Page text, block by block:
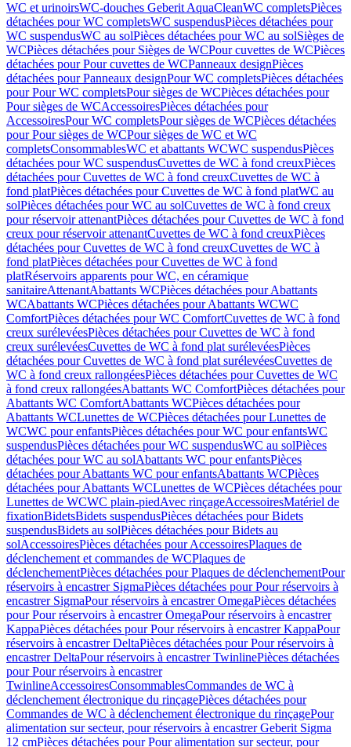
WC et urinoirsWC-douches Geberit AquaCleanWC completsPièces
détachées pour WC completsWC suspendusPièces détachées pour
WC suspendusWC au solPièces détachées pour WC au solSièges de
WCPièces détachées pour Sièges de WCPour cuvettes de WCPièces
détachées pour Pour cuvettes de WCPanneaux designPièces
détachées pour Panneaux designPour WC completsPièces détachées
pour Pour WC completsPour sièges de WCPièces détachées pour
Pour sièges de WCAccessoiresPièces détachées pour
AccessoiresPour WC completsPour sièges de WCPièces détachées
pour Pour sièges de WCPour sièges de WC et WC
completsConsommablesWC et abattants WCWC suspendusPièces
détachées pour WC suspendusCuvettes de WC à fond creuxPièces
détachées pour Cuvettes de WC à fond creuxCuvettes de WC à
fond platPièces détachées pour Cuvettes de WC à fond platWC au
solPièces détachées pour WC au solCuvettes de WC à fond creux
pour réservoir attenantPièces détachées pour Cuvettes de WC à fond
creux pour réservoir attenantCuvettes de WC à fond creuxPièces
détachées pour Cuvettes de WC à fond creuxCuvettes de WC à
fond platPièces détachées pour Cuvettes de WC à fond
platRéservoirs apparents pour WC, en céramique
sanitaireAttenantAbattants WCPièces détachées pour Abattants
WCAbattants WCPièces détachées pour Abattants WCWC
ComfortPièces détachées pour WC ComfortCuvettes de WC à fond
creux surélevéesPièces détachées pour Cuvettes de WC à fond
creux surélevéesCuvettes de WC à fond plat surélevéesPièces
détachées pour Cuvettes de WC à fond plat surélevéesCuvettes de
WC à fond creux rallongéesPièces détachées pour Cuvettes de WC
à fond creux rallongéesAbattants WC ComfortPièces détachées pour
Abattants WC ComfortAbattants WCPièces détachées pour
Abattants WCLunettes de WCPièces détachées pour Lunettes de
WCWC pour enfantsPièces détachées pour WC pour enfantsWC
suspendusPièces détachées pour WC suspendusWC au solPièces
détachées pour WC au solAbattants WC pour enfantsPièces
détachées pour Abattants WC pour enfantsAbattants WCPièces
détachées pour Abattants WCLunettes de WCPièces détachées pour
Lunettes de WCWC plain-piedAvec rinçageAccessoiresMatériel de
fixationBidetsBidets suspendusPièces détachées pour Bidets
suspendusBidets au solPièces détachées pour Bidets au
solAccessoiresPièces détachées pour AccessoiresPlaques de
déclenchement et commandes de WCPlaques de
déclenchementPièces détachées pour Plaques de déclenchementPour
réservoirs à encastrer SigmaPièces détachées pour Pour réservoirs à
encastrer SigmaPour réservoirs à encastrer OmegaPièces détachées
pour Pour réservoirs à encastrer OmegaPour réservoirs à encastrer
KappaPièces détachées pour Pour réservoirs à encastrer KappaPour
réservoirs à encastrer DeltaPièces détachées pour Pour réservoirs à
encastrer DeltaPour réservoirs à encastrer TwinlinePièces détachées
pour Pour réservoirs à encastrer
TwinlineAccessoiresConsommablesCommandes de WC à
déclenchement électronique du rinçagePièces détachées pour
Commandes de WC à déclenchement électronique du rinçagePour
alimentation sur secteur, pour réservoirs à encastrer Geberit Sigma
12 cmPièces détachées pour Pour alimentation sur secteur, pour